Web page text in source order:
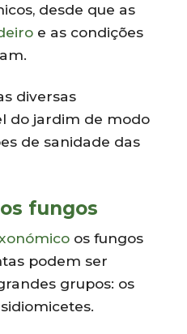
desde que as
e as condições
diversas
do jardim de modo
de sanidade das
fungos
os fungos
podem ser
grupos: os